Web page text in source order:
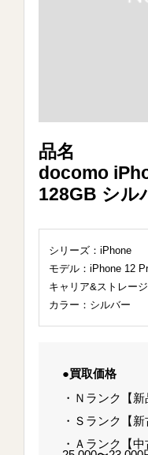
品名
docomo
128GB シル
シリーズ：iPhone
モデル：iPhone 12
キャリア&ストレー
カラー：シルバー
●買取価格
・Ｎランク【
・Ｓランク【
・Ａランク【